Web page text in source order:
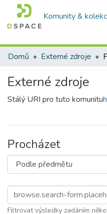
Komunity &
Domů
Externé zdroje
Externé zdroje
Stálý URI pro tuto komunitu
Procházet
Filtrovat výsledky zadáním